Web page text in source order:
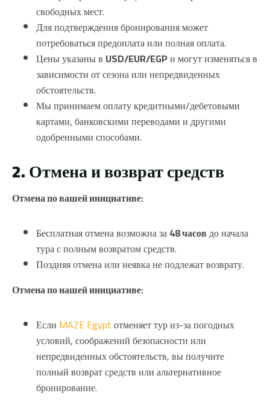
свободных мест.
Для подтверждения бронирования может
потребоваться предоплата или полная оплата.
Цены указаны в USD/EUR/EGPи могут изменяться в
зависимости от сезона или непредвиденных
обстоятельств.
Мы принимаем оплату кредитными/дебетовыми
картами, банковскими переводами и другими
одобренными способами.
2. Отмена и возврат средств
Отмена по вашей инициативе:
Бесплатная отмена возможна за48 часовдо начала
тура с полным возвратом средств.
Поздняя отмена или неявка не подлежат возврату.
Отмена по нашей инициативе:
Если MAZE Egyptотменяет тур из-за погодных
условий, соображений безопасности или
непредвиденных обстоятельств, вы получите
полный возврат средств или альтернативное
бронирование.